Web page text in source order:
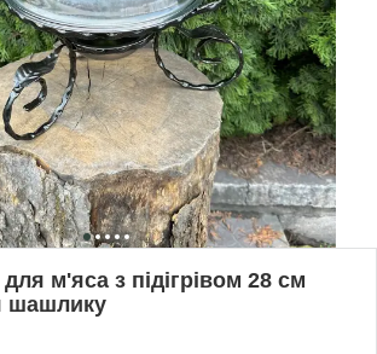
м'яса з підігрівом 28 см
шашлику